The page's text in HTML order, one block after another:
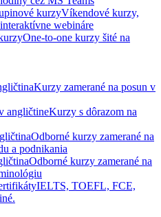
kurzyVíkendové kurzy,
webináre
One-to-one kurzy šité na
Kurzy zamerané na posun v
angličtineKurzy s dôrazom na
Odborné kurzy zamerané na
a podnikania
Odborné kurzy zamerané na
IELTS, TOEFL, FCE,